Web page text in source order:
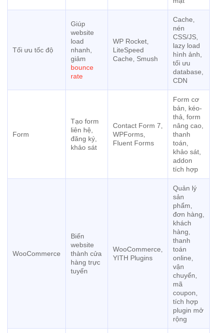
Tối ưu tốc độ
Giúp
website
load
nhanh,
giảm
bounce
rate
WP Rocket,
LiteSpeed
Cache, Smush
Cache,
nén
CSS/JS,
lazy load
hình ảnh,
tối ưu
database,
CDN
Form
Tạo form
liên hệ,
đăng ký,
khảo sát
Contact Form 7,
WPForms,
Fluent Forms
Form cơ
bản, kéo-
thả, form
nâng cao,
thanh
toán,
khảo sát,
addon
tích hợp
WooCommerce
Biến
website
thành cửa
hàng trực
tuyến
WooCommerce,
YITH Plugins
Quản lý
sản
phẩm,
đơn hàng,
khách
hàng,
thanh
toán
online,
vận
chuyển,
mã
coupon,
tích hợp
plugin mở
rộng